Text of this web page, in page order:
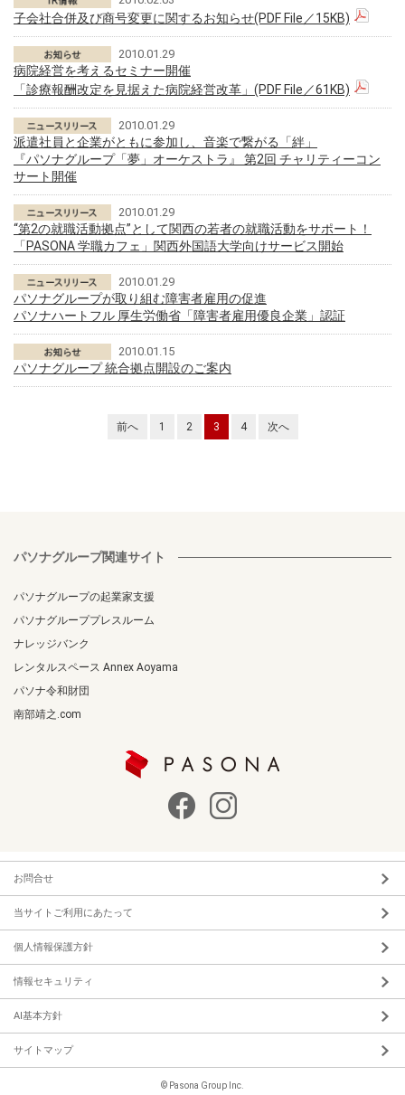
子会社合併及び商号変更に関するお知らせ(PDF File／15KB)
2010.01.29
病院経営を考えるセミナー開催
「診療報酬改定を見据えた病院経営改革」(PDF File／61KB)
2010.01.29
派遣社員と企業がともに参加し、音楽で繋がる「絆」
『パソナグループ「夢」オーケストラ』 第2回 チャリティーコン
サート開催
2010.01.29
“第2の就職活動拠点”として関西の若者の就職活動をサポート！
「PASONA 学職カフェ」関西外国語大学向けサービス開始
2010.01.29
パソナグループが取り組む障害者雇用の促進
パソナハートフル 厚生労働省「障害者雇用優良企業」認証
2010.01.15
パソナグループ 統合拠点開設のご案内
前へ 1 2 3 4 次へ
パソナグループ関連サイト
パソナグループの起業家支援
パソナグループプレスルーム
ナレッジバンク
レンタルスペース Annex Aoyama
パソナ令和財団
南部靖之.com
お問合せ
当サイトご利用にあたって
個人情報保護方針
情報セキュリティ
AI基本方針
サイトマップ
© Pasona Group Inc.